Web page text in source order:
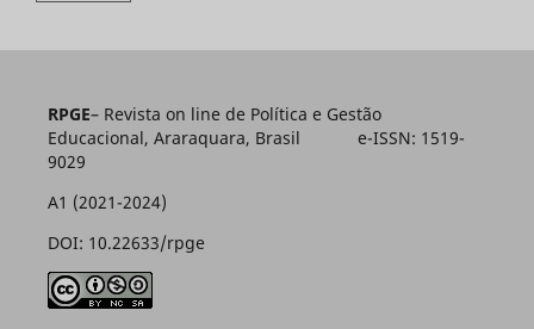
RPGE– Revista on line de Política e Gestão
Educacional, Araraquara, Brasil e-ISSN: 1519-
9029
A1 (2021-2024)
DOI: 10.22633/rpge